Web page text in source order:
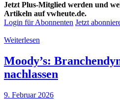
Jetzt Plus-Mitglied werden und
Artikeln auf vwheute.de.
Login für Abonnenten Jetzt
Weiterlesen
Moody’s:
nachlassen
9. Februar 2026